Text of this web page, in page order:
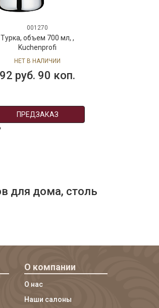
001270
Турка, объем 700 мл, ,
Kuchenprofi
НЕТ В НАЛИЧИИ
92 руб. 90 коп.
ПРЕДЗАКАЗ
для дома, столь
О компании
О нас
Наши салоны